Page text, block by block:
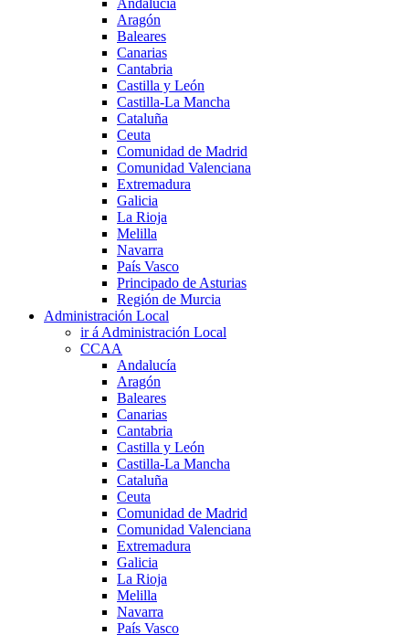
Aragón
Baleares
Canarias
Cantabria
Castilla y León
Castilla-La Mancha
Cataluña
Ceuta
Comunidad de Madrid
Comunidad Valenciana
Extremadura
Galicia
La Rioja
Melilla
Navarra
País Vasco
Principado de Asturias
Región de Murcia
Administración Local
ir á Administración Local
CCAA
Andalucía
Aragón
Baleares
Canarias
Cantabria
Castilla y León
Castilla-La Mancha
Cataluña
Ceuta
Comunidad de Madrid
Comunidad Valenciana
Extremadura
Galicia
La Rioja
Melilla
Navarra
País Vasco